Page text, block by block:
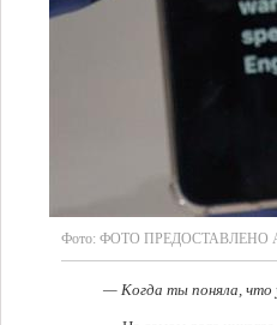
Фото: ФОТО ПРЕДОСТАВЛЕНО
— Когда ты поняла, что